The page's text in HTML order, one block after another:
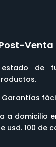
Venta
estado de
Garantías
a domicilio
usd. 100 de